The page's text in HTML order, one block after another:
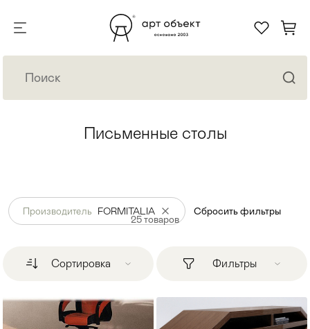
Письменные столы
Производитель FORMITALIA Сбросить фильтры
25товаров
Сортировка Фильтры